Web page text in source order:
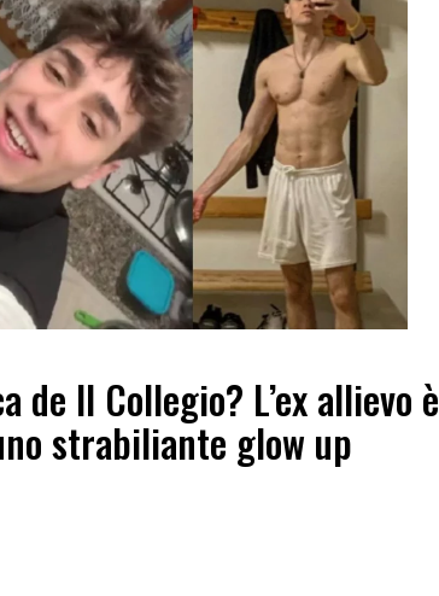
de Il Collegio? L’ex allievo è
strabiliante glow up